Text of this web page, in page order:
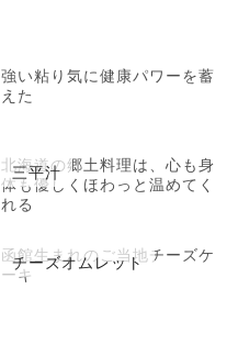
強い粘り気に健康パワーを蓄
えた
三平汁
北海道の郷土料理は、心も身
体も優しくほわっと温めてく
れる
チーズオムレット
函館生まれのご当地チーズケ
ーキ